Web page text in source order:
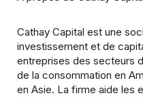
Cathay Capital est une
investissement et de
entreprises des secteurs
de la consommation en
en Asie. La firme aide les